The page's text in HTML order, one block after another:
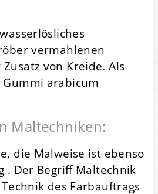
vermahlenen
von Kreide. Als
arabicum
Maltechniken:
die Malweise ist ebenso
. Der Begriff Maltechnik
des Farbauftrags